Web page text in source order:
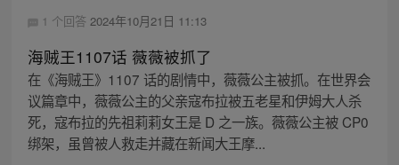
1 个回答 2024年10月21日 11:13
海贼王1107话 薇薇被抓了
在《海贼王》1107 话的剧情中，薇薇公主被抓。在世界会
议篇章中，薇薇公主的父亲寇布拉被五老星和伊姆大人杀
死，寇布拉的先祖莉莉女王是 D 之一族。薇薇公主被 CP0
绑架，虽曾被人救走并藏在新闻大王摩...